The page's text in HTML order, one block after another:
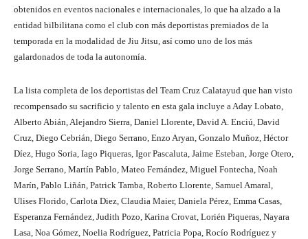
obtenidos en eventos nacionales e internacionales, lo que ha alzado a la
entidad bilbilitana como el club con más deportistas premiados de la
temporada en la modalidad de Jiu Jitsu, así como uno de los más
galardonados de toda la autonomía.
La lista completa de los deportistas del Team Cruz Calatayud que han visto
recompensado su sacrificio y talento en esta gala incluye a Aday Lobato,
Alberto Abián, Alejandro Sierra, Daniel Llorente, David A. Enciú, David
Cruz, Diego Cebrián, Diego Serrano, Enzo Aryan, Gonzalo Muñoz, Héctor
Díez, Hugo Soria, Iago Piqueras, Igor Pascaluta, Jaime Esteban, Jorge Otero,
Jorge Serrano, Martín Pablo, Mateo Fernández, Miguel Fontecha, Noah
Marín, Pablo Liñán, Patrick Tamba, Roberto Llorente, Samuel Amaral,
Ulises Florido, Carlota Diez, Claudia Maier, Daniela Pérez, Emma Casas,
Esperanza Fernández, Judith Pozo, Karina Crovat, Lorién Piqueras, Nayara
Lasa, Noa Gómez, Noelia Rodríguez, Patricia Popa, Rocío Rodríguez y